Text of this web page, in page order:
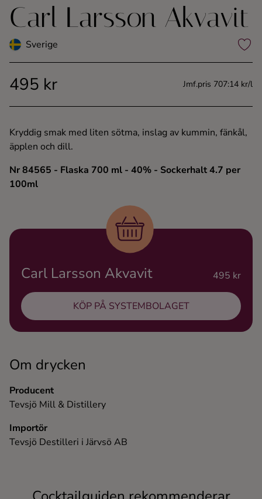
Likör
Rom
Tequila
Vodka
Whisky
Carl Larsson Akvavit
Sverige
495 kr Jmf.pris 707:14 kr/l
Kryddig smak med liten sötma, inslag av kummin, fänkål,
äpplen och dill.
Nr 84565 - Flaska 700 ml - 40% - Sockerhalt 4.7 per
100ml
Om drycken
Producent
Tevsjö Mill & Distillery
Importör
Tevsjö Destilleri i Järvsö AB
Carl Larsson Akvavit 495 kr
KÖP PÅ SYSTEMBOLAGET